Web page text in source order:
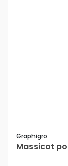
Graphigro
Massicot